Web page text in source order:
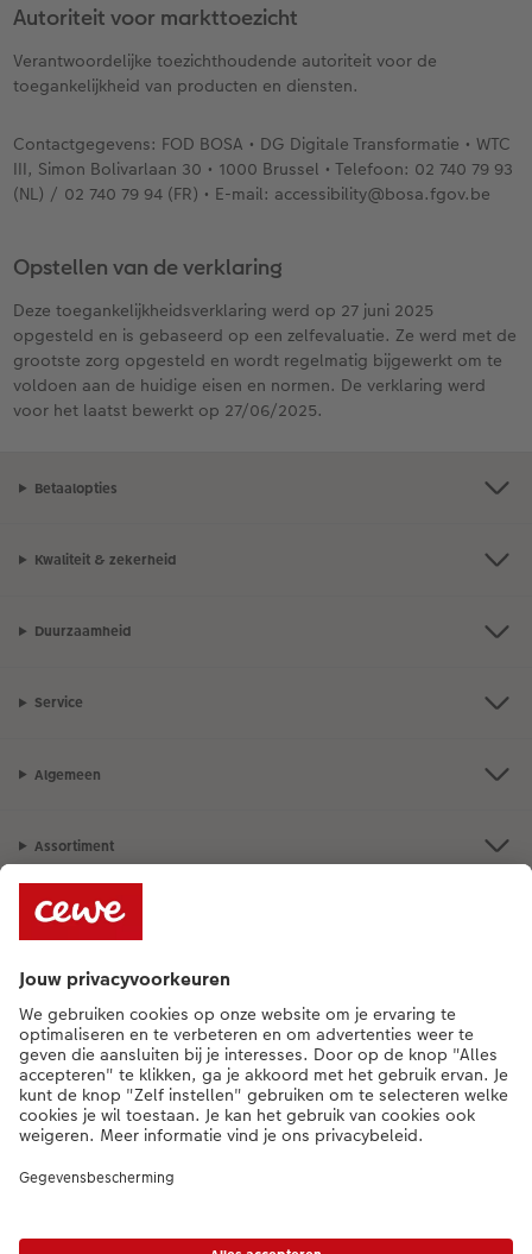
Autoriteit voor markttoezicht
Verantwoordelijke toezichthoudende autoriteit voor de
toegankelijkheid van producten en diensten.
Contactgegevens: FOD BOSA • DG Digitale Transformatie • WTC
III, Simon Bolivarlaan 30 • 1000 Brussel • Telefoon: 02 740 79 93
(NL) / 02 740 79 94 (FR) • E-mail: accessibility@bosa.fgov.be
Opstellen van de verklaring
Deze toegankelijkheidsverklaring werd op 27 juni 2025
opgesteld en is gebaseerd op een zelfevaluatie. Ze werd met de
grootste zorg opgesteld en wordt regelmatig bijgewerkt om te
voldoen aan de huidige eisen en normen. De verklaring werd
voor het laatst bewerkt op 27/06/2025.
Betaalopties
Kwaliteit & zekerheid
Duurzaamheid
Service
Algemeen
Assortiment
Als je een vraag hebt over een product of bestelling, bel ons dan gerust:
015 29 56 13[ma - vr 9:00 tot 20:00 u | za 9:00 tot 17:00 u | zo 12:00 tot
16:00 u]
NL|FR
verwerkings- en verzendkosten.